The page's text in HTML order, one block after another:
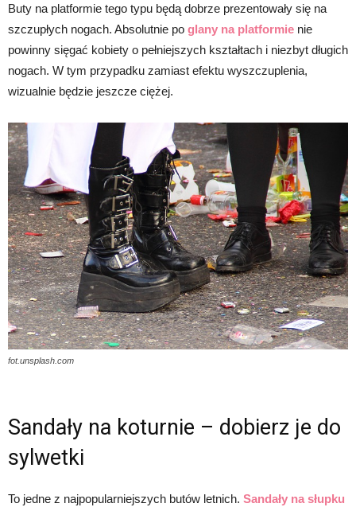
Buty na platformie tego typu będą dobrze prezentowały się na
szczupłych nogach. Absolutnie po glany na platformie nie
powinny sięgać kobiety o pełniejszych kształtach i niezbyt długich
nogach. W tym przypadku zamiast efektu wyszczuplenia,
wizualnie będzie jeszcze ciężej.
fot.unsplash.com
Sandały na koturnie – dobierz je do
sylwetki
To jedne z najpopularniejszych butów letnich. Sandały na słupku